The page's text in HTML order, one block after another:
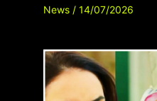
News/ 14/07/2026